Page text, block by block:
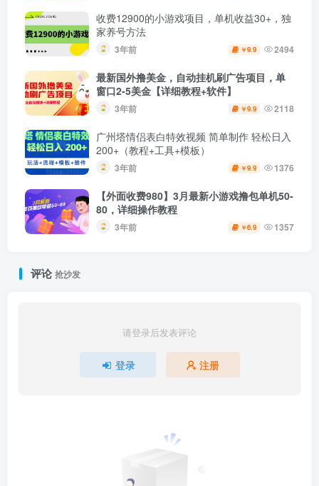
收费12900的小游戏项目，单机收益30+，独
家养号方法
3年前 ￥9.9 2494
最新国外撸美金，自动挂机刷广告项目，单
窗口2-5美金【详细教程+软件】
3年前 ￥9.9 2118
广州塔情侣表白特效视频 简单制作 轻松日入
200+（教程+工具+模板）
3年前 ￥9.9 1376
【外面收费980】3月最新小游戏撸包单机50-
80，详细操作教程
3年前 ￥6.9 1357
评论抢沙发
请登录后发表评论
登录 注册